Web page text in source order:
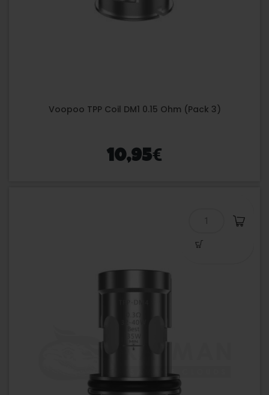
Voopoo TPP Coil DM1 0.15 Ohm (Pack 3)
10,95€